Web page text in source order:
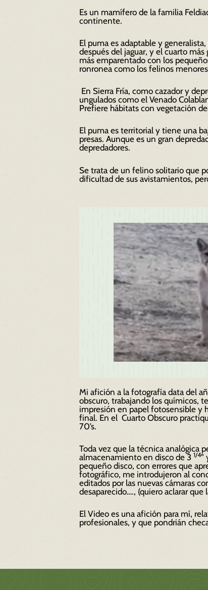
Es un mamífero de la familia
continente.
El puma es adaptable y
después del jaguar, y el cuarto
más emparentado con los
ronronea como los felinos
En Sierra Fría, como cazador y
ungulados como el Venado
Prefiere hábitats con vegetación
El puma es territorial y tiene una
presas. Aunque es un gran
depredadores.
Se trata de un felino solitario que
dificultad de sus avistamientos,
Mi afición a la fotografía data del
obscuro, trabajando los químicos,
impresión en papel fotosensible y
final. En el Cuarto Obscuro
70’s.
Toda vez que la técnica analógica
almacenamiento en disco de 3 1/4”
pequeño disco, con errores que
fotográfico, me introdujeron al
editados por las nuevas cámaras
desaparecido…., (quiero aclarar
El Video es una afición para mí,
profesionales, y que pondrián